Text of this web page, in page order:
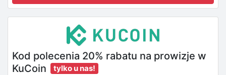
Kod polecenia 20% rabatu na prowizje w
KuCoin
tylko u nas!